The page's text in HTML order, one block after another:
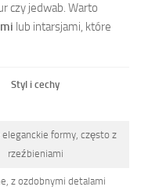
czy jedwab. Warto
lub intarsjami, które
Styl i cechy
eleganckie formy, często z
rzeźbieniami
z ozdobnymi detalami